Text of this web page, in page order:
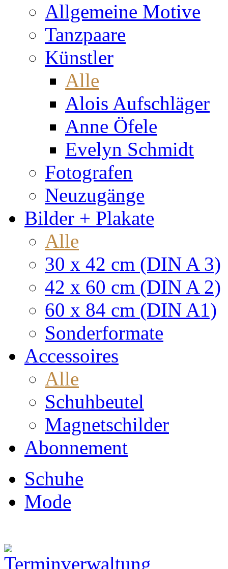
Allgemeine Motive
Tanzpaare
Künstler
Alle
Alois Aufschläger
Anne Öfele
Evelyn Schmidt
Fotografen
Neuzugänge
Bilder + Plakate
Alle
30 x 42 cm (DIN A 3)
42 x 60 cm (DIN A 2)
60 x 84 cm (DIN A1)
Sonderformate
Accessoires
Alle
Schuhbeutel
Magnetschilder
Abonnement
Schuhe
Mode